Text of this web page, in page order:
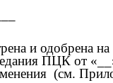
и одобрена
ПЦК от
(см.